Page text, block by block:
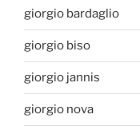
giorgio bardaglio
giorgio biso
giorgio jannis
giorgio nova